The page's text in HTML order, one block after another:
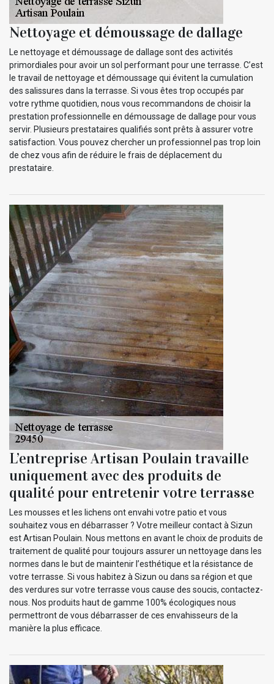
Nettoyage et démoussage de dallage
Le nettoyage et démoussage de dallage sont des activités
primordiales pour avoir un sol performant pour une terrasse. C’est
le travail de nettoyage et démoussage qui évitent la cumulation
des salissures dans la terrasse. Si vous êtes trop occupés par
votre rythme quotidien, nous vous recommandons de choisir la
prestation professionnelle en démoussage de dallage pour vous
servir. Plusieurs prestataires qualifiés sont prêts à assurer votre
satisfaction. Vous pouvez chercher un professionnel pas trop loin
de chez vous afin de réduire le frais de déplacement du
prestataire.
L’entreprise Artisan Poulain travaille
uniquement avec des produits de
qualité pour entretenir votre terrasse
Les mousses et les lichens ont envahi votre patio et vous
souhaitez vous en débarrasser ? Votre meilleur contact à Sizun
est Artisan Poulain. Nous mettons en avant le choix de produits de
traitement de qualité pour toujours assurer un nettoyage dans les
normes dans le but de maintenir l’esthétique et la résistance de
votre terrasse. Si vous habitez à Sizun ou dans sa région et que
des verdures sur votre terrasse vous cause des soucis, contactez-
nous. Nos produits haut de gamme 100% écologiques nous
permettront de vous débarrasser de ces envahisseurs de la
manière la plus efficace.